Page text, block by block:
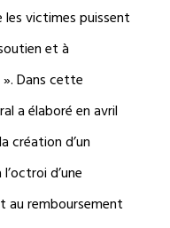
les victimes puissent
et à
Dans cette
a élaboré en avril
création d’un
d’une
au remboursement